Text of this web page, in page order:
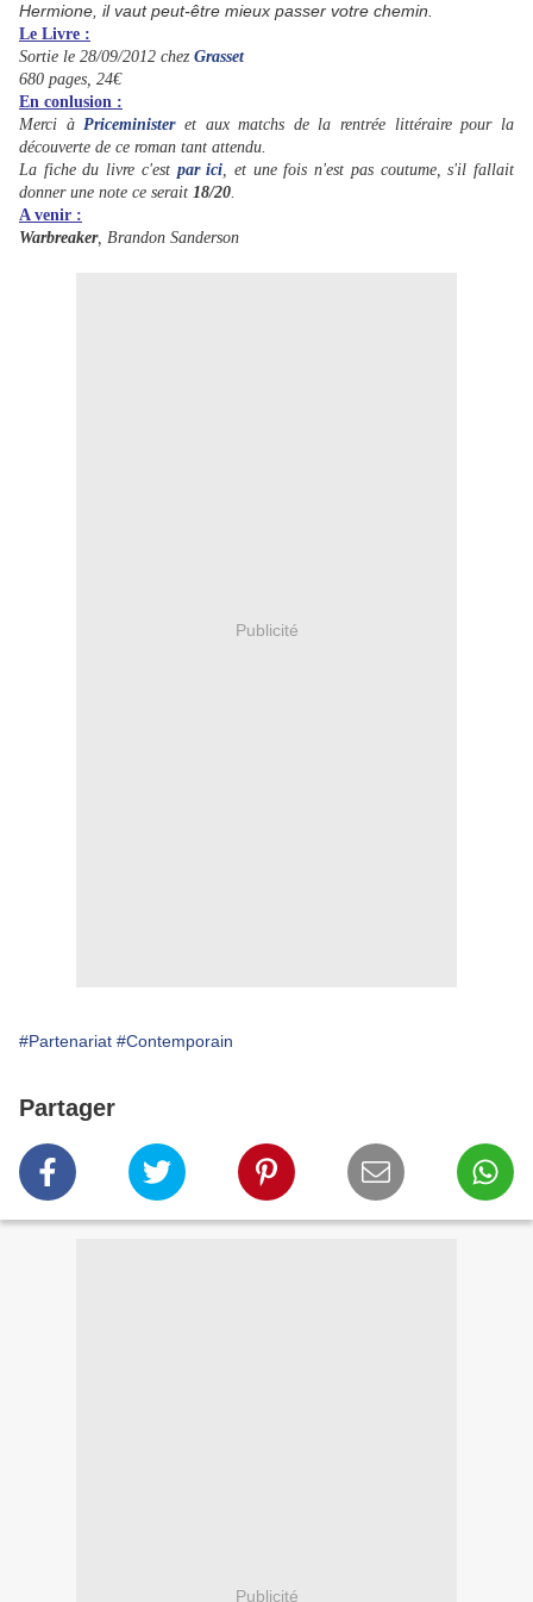
Hermione, il vaut peut-être mieux passer votre chemin.
Le Livre :
Sortie le 28/09/2012 chez Grasset
680 pages, 24€
En conlusion :
Merci àPriceministeret aux matchs de la rentrée littéraire pour la
découverte de ce roman tant attendu.
La fiche du livre c'est par ici, et une fois n'est pas coutume, s'il fallait
donner une note ce serait 18/20.
A venir :
Warbreaker, Brandon Sanderson
Publicité
#Partenariat #Contemporain
Partager
Publicité